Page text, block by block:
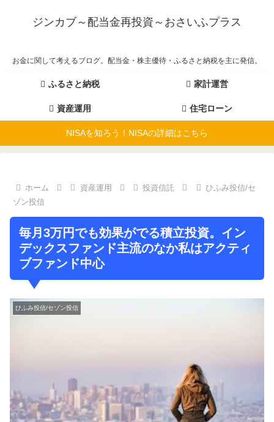
ジンカブ～配当金再投資～おさいふプラス
お金に関して考えるブログ。配当金・株主優待・ふるさと納税を主に発信。
ふるさと納税 家計運営
資産運用 住宅ローン
NISAを知ろう！NISAの詳細はこちら
ホーム 資産運用 投資信託
ひふみ投信/セ
ゾン投信
毎月3万円でも効果がでる積立投資。イン
デックスファンド主流のなか私はアクティ
ブファンド中心
ひふみ投信/セゾン投信